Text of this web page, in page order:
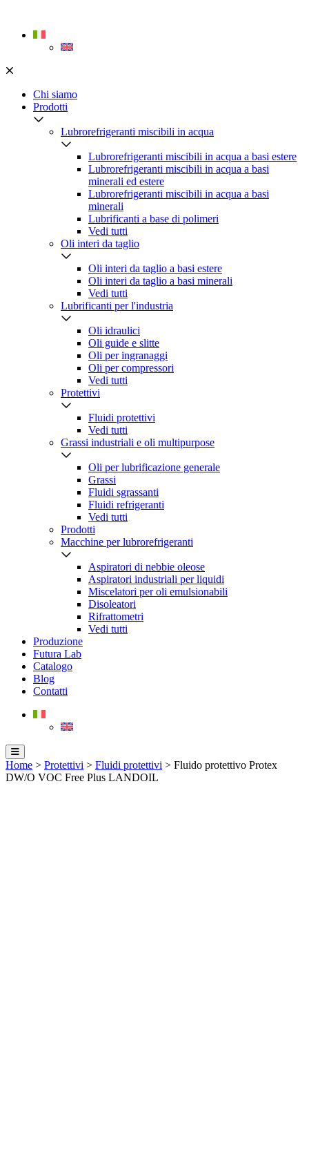
content
Chi siamo
Prodotti
Lubrorefrigeranti miscibili in acqua
Lubrorefrigeranti miscibili in acqua a basi estere
Lubrorefrigeranti miscibili in acqua a basi
minerali ed estere
Lubrorefrigeranti miscibili in acqua a basi
minerali
Lubrificanti a base di polimeri
Vedi tutti
Oli interi da taglio
Oli interi da taglio a basi estere
Oli interi da taglio a basi minerali
Vedi tutti
Lubrificanti per l'industria
Oli idraulici
Oli guide e slitte
Oli per ingranaggi
Oli per compressori
Vedi tutti
Protettivi
Fluidi protettivi
Vedi tutti
Grassi industriali e oli multipurpose
Oli per lubrificazione generale
Grassi
Fluidi sgrassanti
Fluidi refrigeranti
Vedi tutti
Prodotti
Macchine per lubrorefrigeranti
Aspiratori di nebbie oleose
Aspiratori industriali per liquidi
Miscelatori per oli emulsionabili
Disoleatori
Rifrattometri
Vedi tutti
Produzione
Futura Lab
Catalogo
Blog
Contatti
Home > Protettivi > Fluidi protettivi > Fluido protettivo Protex
DW/O VOC Free Plus LANDOIL